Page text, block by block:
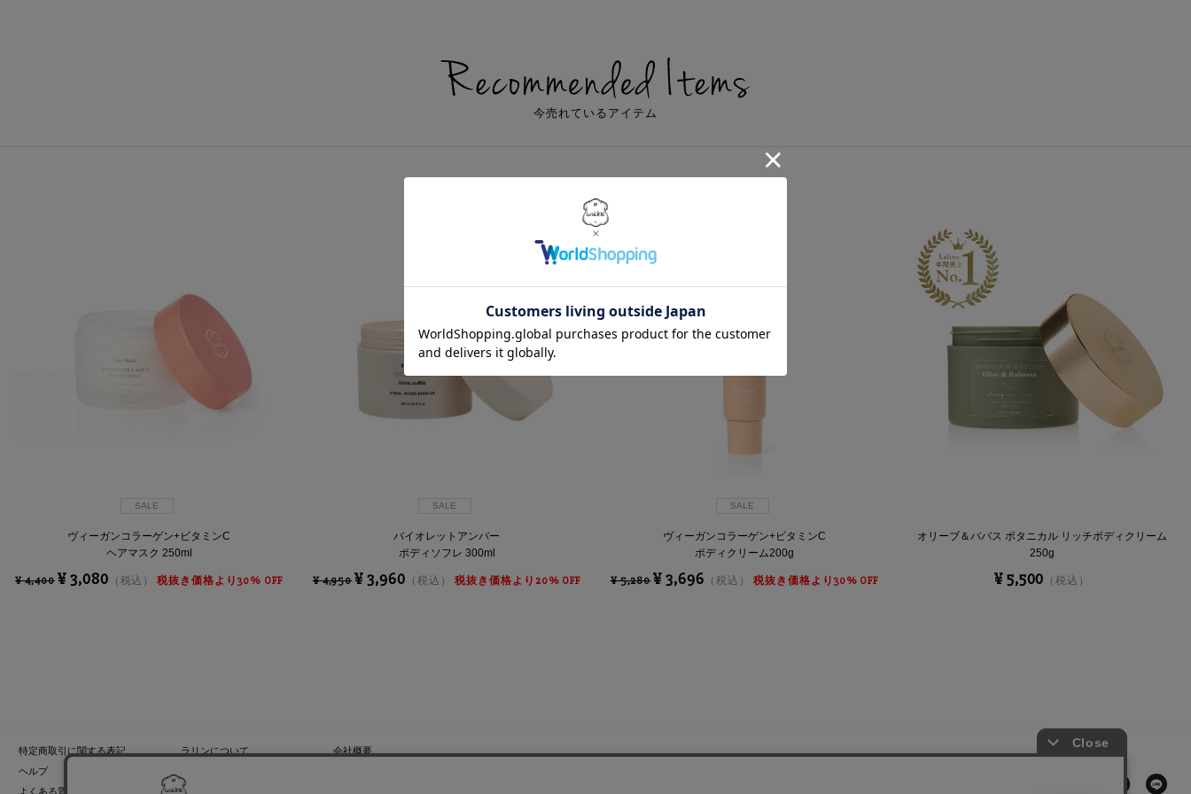
今売れているアイテム
SALE
ヴィーガンコラーゲン+ビタミンC
ヘアマスク 250ml
¥ 4,400 ¥ 3,080 （税込） 税抜き価格より30% OFF
SALE
バイオレットアンバー
ボディソフレ 300ml
¥ 4,950¥ 3,960 （税込） 税抜き価格より20% OFF
SALE
ヴィーガンコラーゲン+ビタミンC
ボディクリーム200g
¥ 5,280¥ 3,696 （税込） 税抜き価格より30% OFF
オリーブ＆ババス ボタニカル リッチボディクリーム
250g
¥ 5,500 （税込）
特定商取引に関する表記
ヘルプ
よくある質問
ラリンについて
店舗リスト
会社概要